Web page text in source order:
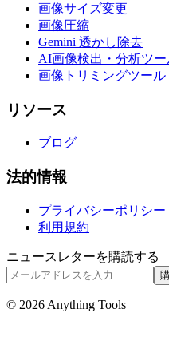
画像サイズ変更
画像圧縮
Gemini 透かし除去
AI画像検出・分析ツー
画像トリミングツール
リソース
ブログ
法的情報
プライバシーポリシー
利用規約
ニュースレターを購読する
© 2026 Anything Tools